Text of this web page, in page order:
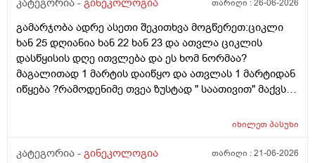
კატეგორია - გინეკოლოგია თარიღი :26-06-2026
გამარჯობა ადრე ასეთი შეკითხვა მოგწერეთ:ციკლი
ხან 25 დღიანია ხან 22 ხან 23 და ათვლა ციკლის
დასწყისის დღე ითვლება და ეს ხომ ნორმაა?
მაგალითად 1 მარტის დაიწყო და ათვლას 1 მარტიდან
იწყება ?რამოდენიმე თვეა ზუსტად " საათივით" მაქვს
მეშინია კიდევ ხომ არ ჩამოიწევს? მინდა რომ 25 ან
განმავლობაში ? შესაძლოა ისევ 23 ან 25 დღიანი
იხილეთპასუხი
კატეგორია - გინეკოლოგია თარიღი :21-06-2026